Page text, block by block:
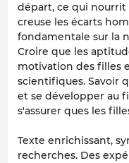
départ, ce qui nourrit
creuse les écarts
fondamentale sur la
Croire que les
motivation des filles
scientifiques. Savoir
et se développer au
s'assurer ques les
Texte enrichissant,
recherches. Des